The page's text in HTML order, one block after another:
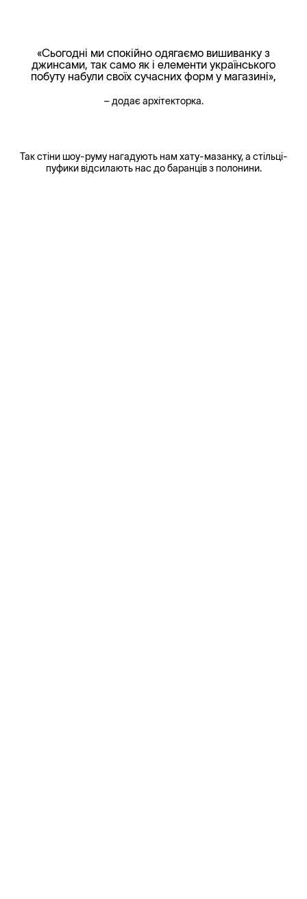
«Сьогодні ми спокійно одягаємо вишиванку з
джинсами, так само як і елементи українського
побуту набули своїх сучасних форм у магазині»,
– додає архітекторка.
Так стіни шоу-руму нагадують нам хату-мазанку, а стільці-
пуфики відсилають нас до баранців з полонини.